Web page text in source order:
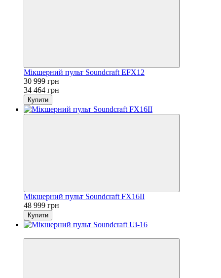
Мікшерний пульт Soundcraft EFX12
30 999 грн
34 464 грн
Купити
Мікшерний пульт Soundcraft FX16II
48 999 грн
Купити